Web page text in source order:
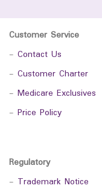
Customer Service
- Contact Us
- Customer Charter
- Medicare Exclusives
- Price Policy
Regulatory
- Trademark Notice